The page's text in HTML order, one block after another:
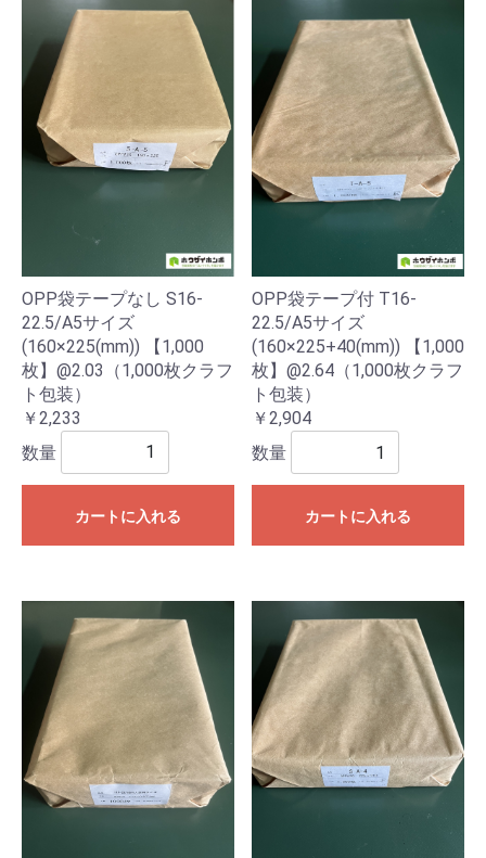
OPP袋テープなし S16-
22.5/A5サイズ
(160×225(mm)) 【1,000
枚】@2.03（1,000枚クラフ
ト包装）
￥2,233
数量
カートに入れる
OPP袋テープ付 T16-
22.5/A5サイズ
(160×225+40(mm)) 【1,000
枚】@2.64（1,000枚クラフ
ト包装）
￥2,904
数量
カートに入れる